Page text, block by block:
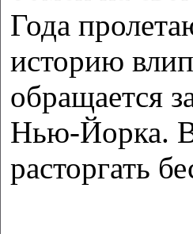
Года
историю
обращается
Нью-Йорка.
расторгать